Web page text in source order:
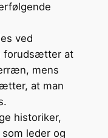
ved
forudsætter at
mens
at man
historiker,
leder og